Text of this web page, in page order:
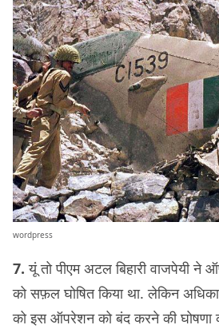
wordpress
7. यूं तो पीएम अटल बिहारी वाजपेयी
को सफ़ल घोषित किया था. लेकिन
को इस ऑपरेशन को बंद करने की घोषणा